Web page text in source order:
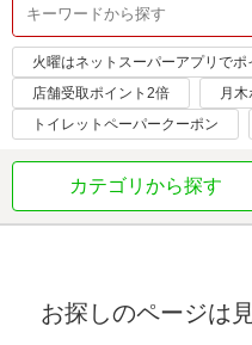
火曜はネットスーパーアプリでポ
店舗受取ポイント2倍
月
トイレットペーパークーポン
カテゴリから探す
お探しのページは